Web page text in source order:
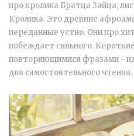
про кролика Братца Зайца,
Кролика. Это древние
переданные устно. Они про
побеждает сильного.
повторяющимися фразами -
для самостоятельного чтения.